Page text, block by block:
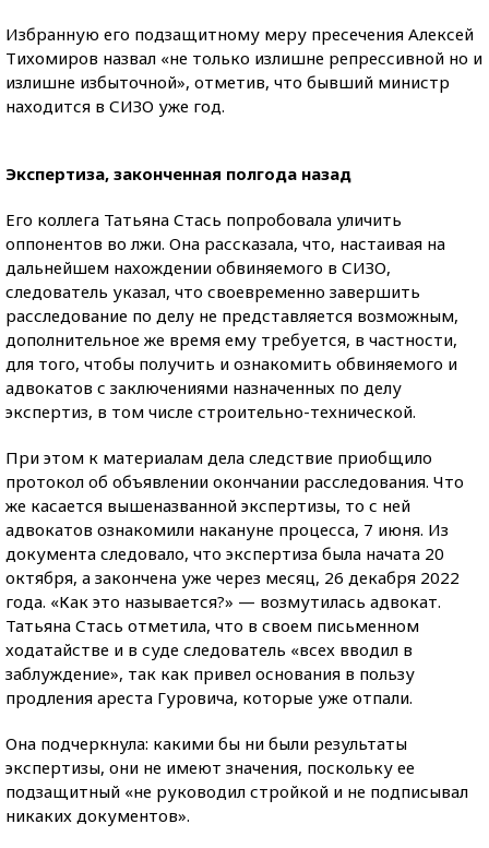
Избранную его подзащитному меру пресечения Алексей
Тихомиров назвал «не только излишне репрессивной но и
излишне избыточной», отметив, что бывший министр
находится в СИЗО уже год.
Экспертиза, законченная полгода назад
Его коллега Татьяна Стась попробовала уличить
оппонентов во лжи. Она рассказала, что, настаивая на
дальнейшем нахождении обвиняемого в СИЗО,
следователь указал, что своевременно завершить
расследование по делу не представляется возможным,
дополнительное же время ему требуется, в частности,
для того, чтобы получить и ознакомить обвиняемого и
адвокатов с заключениями назначенных по делу
экспертиз, в том числе строительно-технической.
При этом к материалам дела следствие приобщило
протокол об объявлении окончании расследования. Что
же касается вышеназванной экспертизы, то с ней
адвокатов ознакомили накануне процесса, 7 июня. Из
документа следовало, что экспертиза была начата 20
октября, а закончена уже через месяц, 26 декабря 2022
года. «Как это называется?» — возмутилась адвокат.
Татьяна Стась отметила, что в своем письменном
ходатайстве и в суде следователь «всех вводил в
заблуждение», так как привел основания в пользу
продления ареста Гуровича, которые уже отпали.
Она подчеркнула: какими бы ни были результаты
экспертизы, они не имеют значения, поскольку ее
подзащитный «не руководил стройкой и не подписывал
никаких документов».